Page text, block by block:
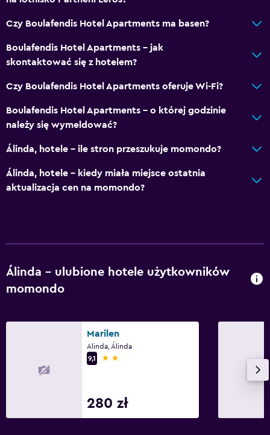
Czy Boulafendis Hotel Apartments ma basen?
Boulafendis Hotel Apartments – jak
skontaktować się z hotelem?
Czy Boulafendis Hotel Apartments oferuje Wi-Fi?
Boulafendis Hotel Apartments – o której godzinie
należy się wymeldować?
Álinda, hotele – ile stron przeszukuje momondo?
Álinda, hotele – kiedy miała miejsce ostatnia
aktualizacja cen na momondo?
Álinda – ulubione hotele użytkowników
momondo
Marilen
Alinda, Álinda
9,1
2 gwiazdki
280 zł